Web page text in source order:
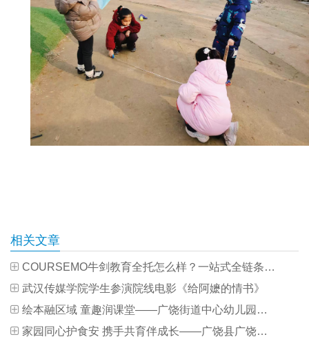
相关文章
COURSEMO牛剑教育全托怎么样？一站式全链条全托，近200名学员进入世界名校
武汉传媒学院学生参演院线电影《给阿嬷的情书》
绘本融区域 童趣润课堂——广饶街道中心幼儿园开展绘本展观摩研讨活动
家园同心护食安 携手共育伴成长——广饶县广饶街道中心幼儿园开展家委会活动